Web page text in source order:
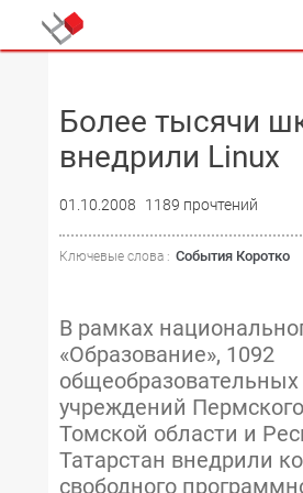
Более тысячи
внедрили Linux
01.10.2008 1189 прочтений
Ключевые слова : События Коротко
В рамках
«Образование», 1092
учреждений
Томской области и
Татарстан внедрили
свободного